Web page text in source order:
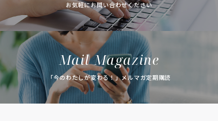
お気軽にお問い合わせください
Mail Magazine
「今のわたしが変わる！」メルマガ定期購読